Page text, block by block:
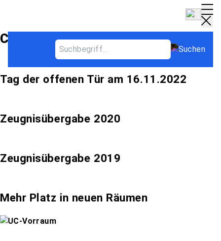
Category Archives:Archiv
Tag der offenen Tür am 16.11.2022
Zeugnisübergabe 2020
Zeugnisübergabe 2019
Mehr Platz in neuen Räumen